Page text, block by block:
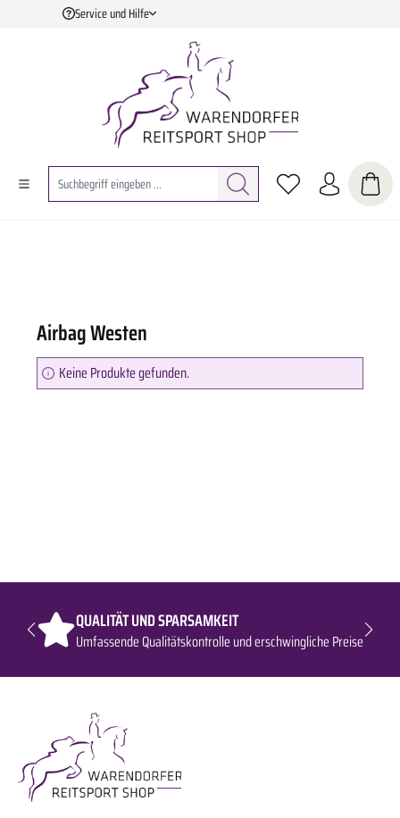
Zum Hauptinhalt springen
Service und Hilfe
Airbag Westen
Keine Produkte gefunden.
QUALITÄT UND SPARSAMKEIT
Umfassende Qualitätskontrolle und erschwingliche Preise